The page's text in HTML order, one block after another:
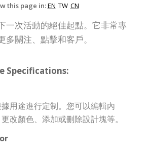
this page in:EN TW CN
一次活動的絕佳起點。它非常專
多關注、點擊和客戶。
Specifications:
用途進行定制。您可以編輯內
改顏色、添加或刪除設計塊等。